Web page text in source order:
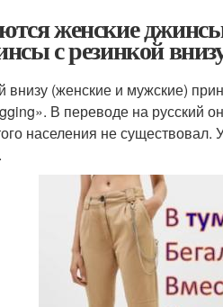
женские
с резинкой
внизу (женские и мужские)
В переводе на русский
населения не